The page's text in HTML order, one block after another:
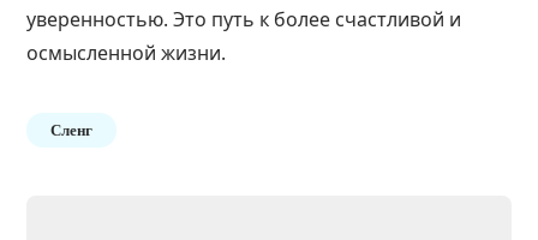
уверенностью. Это путь к более счастливой и
осмысленной жизни.
Сленг